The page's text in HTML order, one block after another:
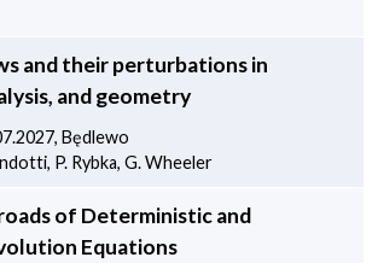
and their perturbations in
and geometry
Będlewo
P. Rybka, G. Wheeler
of Deterministic and
Equations